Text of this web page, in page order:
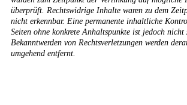
überprüft. Rechtswidrige Inhalte waren zu dem
nicht erkennbar. Eine permanente inhaltliche
Seiten ohne konkrete Anhaltspunkte ist jedoch nicht
Bekanntwerden von Rechtsverletzungen werden
umgehend entfernt.